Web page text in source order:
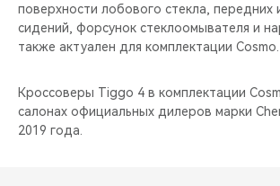
поверхности лобового стекла, передних
сидений, форсунок стеклоомывателя и
также актуален для комплектации Cosmo.
Кроссоверы Tiggo 4 в комплектации
салонах официальных дилеров марки
2019 года.